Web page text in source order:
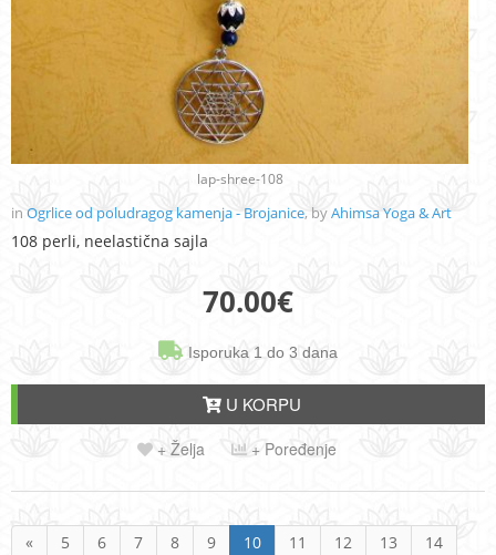
lap-shree-108
in Ogrlice od poludragog kamenja - Brojanice, byAhimsa Yoga & Art
108 perli, neelastična sajla
70.00€
Isporuka 1 do 3 dana
U KORPU
+ Želja + Poređenje
« 5 6 7 8 9 10 11 12 13
14